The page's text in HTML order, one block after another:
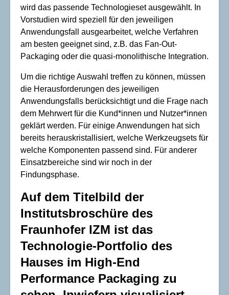
wird das passende Technologieset ausgewählt. In
Vorstudien wird speziell für den jeweiligen
Anwendungsfall ausgearbeitet, welche Verfahren
am besten geeignet sind, z.B. das Fan-Out-
Packaging oder die quasi-monolithische Integration.
Um die richtige Auswahl treffen zu können, müssen
die Herausforderungen des jeweiligen
Anwendungsfalls berücksichtigt und die Frage nach
dem Mehrwert für die Kund*innen und Nutzer*innen
geklärt werden. Für einige Anwendungen hat sich
bereits herauskristallisiert, welche Werkzeugsets für
welche Komponenten passend sind. Für anderer
Einsatzbereiche sind wir noch in der
Findungsphase.
Auf dem Titelbild der
Institutsbroschüre des
Fraunhofer IZM ist das
Technologie-Portfolio des
Hauses im High-End
Performance Packaging zu